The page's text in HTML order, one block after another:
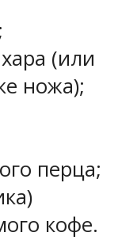
(или
ножа);
перца;
кофе.